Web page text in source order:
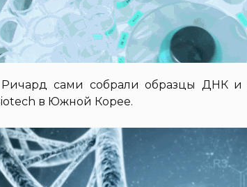
сами собрали образцы ДНК и
в Южной Корее.